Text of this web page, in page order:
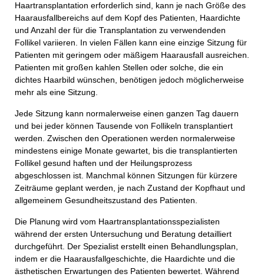
Haartransplantation erforderlich sind, kann je nach Größe des
Haarausfallbereichs auf dem Kopf des Patienten, Haardichte
und Anzahl der für die Transplantation zu verwendenden
Follikel variieren. In vielen Fällen kann eine einzige Sitzung für
Patienten mit geringem oder mäßigem Haarausfall ausreichen.
Patienten mit großen kahlen Stellen oder solche, die ein
dichtes Haarbild wünschen, benötigen jedoch möglicherweise
mehr als eine Sitzung.
Jede Sitzung kann normalerweise einen ganzen Tag dauern
und bei jeder können Tausende von Follikeln transplantiert
werden. Zwischen den Operationen werden normalerweise
mindestens einige Monate gewartet, bis die transplantierten
Follikel gesund haften und der Heilungsprozess
abgeschlossen ist. Manchmal können Sitzungen für kürzere
Zeiträume geplant werden, je nach Zustand der Kopfhaut und
allgemeinem Gesundheitszustand des Patienten.
Die Planung wird vom Haartransplantationsspezialisten
während der ersten Untersuchung und Beratung detailliert
durchgeführt. Der Spezialist erstellt einen Behandlungsplan,
indem er die Haarausfallgeschichte, die Haardichte und die
ästhetischen Erwartungen des Patienten bewertet. Während
Ihre Telefonnummer
Ihre E-Mail-Adresse
Betreff
Ihre Nachricht